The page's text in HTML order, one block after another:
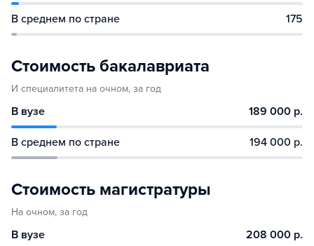
В среднем по стране 175
Стоимость бакалавриата
И специалитета на очном, за год
В вузе 189 000 р.
В среднем по стране 194 000 р.
Стоимость магистратуры
На очном, за год
В вузе 208 000 р.